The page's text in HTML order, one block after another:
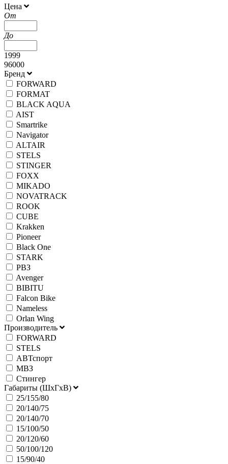
Цена
От
До
1999
96000
Бренд
FORWARD
FORMAT
BLACK AQUA
AIST
Smartrike
Navigator
ALTAIR
STELS
STINGER
FOXX
MIKADO
NOVATRACK
ROOK
CUBE
Krakken
Pioneer
Black One
STARK
РВЗ
Avenger
BIBITU
Falcon Bike
Nameless
Orlan Wing
Производитель
FORWARD
STELS
АВТспорт
МВЗ
Стингер
Габариты (ШхГхВ)
25/155/80
20/140/75
20/140/70
15/100/50
20/120/60
50/100/120
15/90/40